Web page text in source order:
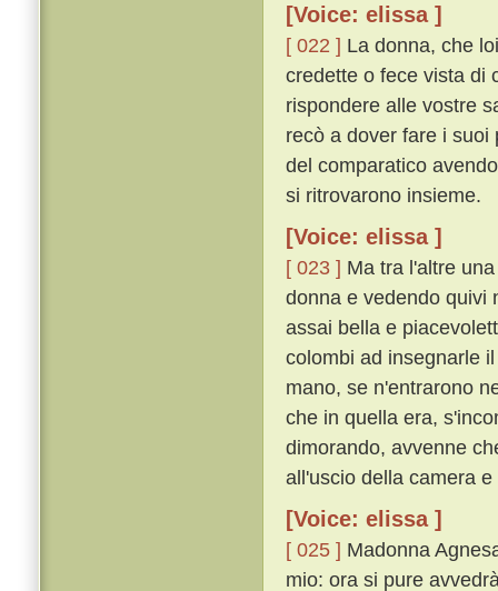
[Voice: elissa ]
[ 022 ] La donna, che
credette o fece vista di
rispondere alle vostre
recò a dover fare i
del comparatico
si ritrovarono insieme.
[Voice: elissa ]
[ 023 ] Ma tra l'altre
donna e vedendo quivi
assai bella e
colombi ad insegnarle
mano, se n'entrarono
che in quella era,
dimorando, avvenne
all'uscio della camera
[Voice: elissa ]
[ 025 ] Madonna
mio: ora si pure